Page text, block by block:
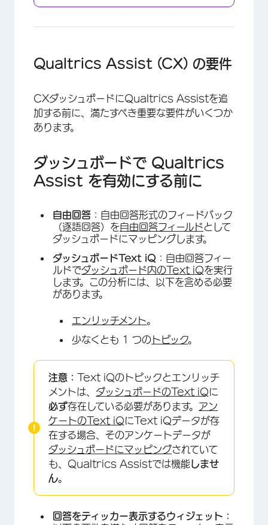
Qualtrics Assist (CX) の要件
CXダッシュボードにQualtrics Assistを追
加する前に、満たすべき重要な要件がいくつか
あります。
ダッシュボードで Qualtrics
Assist を有効にする前に
自由回答 ：自由回答形式のフィードバック
（逐語回答）を自由回答フィールドとして
ダッシュボードにマッピングします。
ダッシュボードText iQ ：自由回答フィー
ルドでダッシュボード内のText iQを実行
します。この分析には、以下を含める必要
があります。
エンリッチメント。
少なくとも 1 つの トピック。
注意： Text iQのトピックとエンリッチ
メントは、 ダッシュボードのText iQに
必ず存在している必要があります。 アン
ケートのText iQにText iQデータが存
在する場合、そのアンケートデータが
ダッシュボードにマッピングされていて
も、Qualtrics Assistでは機能しませ
ん。
回答をティッカー表示するウィジェット：